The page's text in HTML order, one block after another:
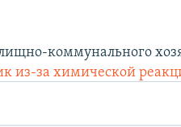
коммунального
из-за химической